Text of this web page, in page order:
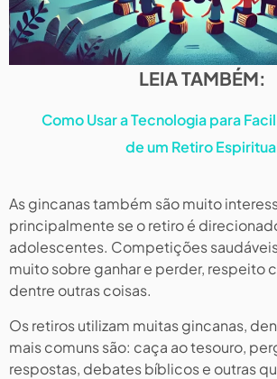
LEIA TAMBÉM:
Como Usar a Tecnologia para
de um Retiro
As gincanas também são muito
principalmente se o retiro é
adolescentes. Competições
muito sobre ganhar e perder, respeito
dentre outras coisas.
Os retiros utilizam muitas gincanas,
mais comuns são: caça ao tesouro,
respostas, debates bíblicos e outras